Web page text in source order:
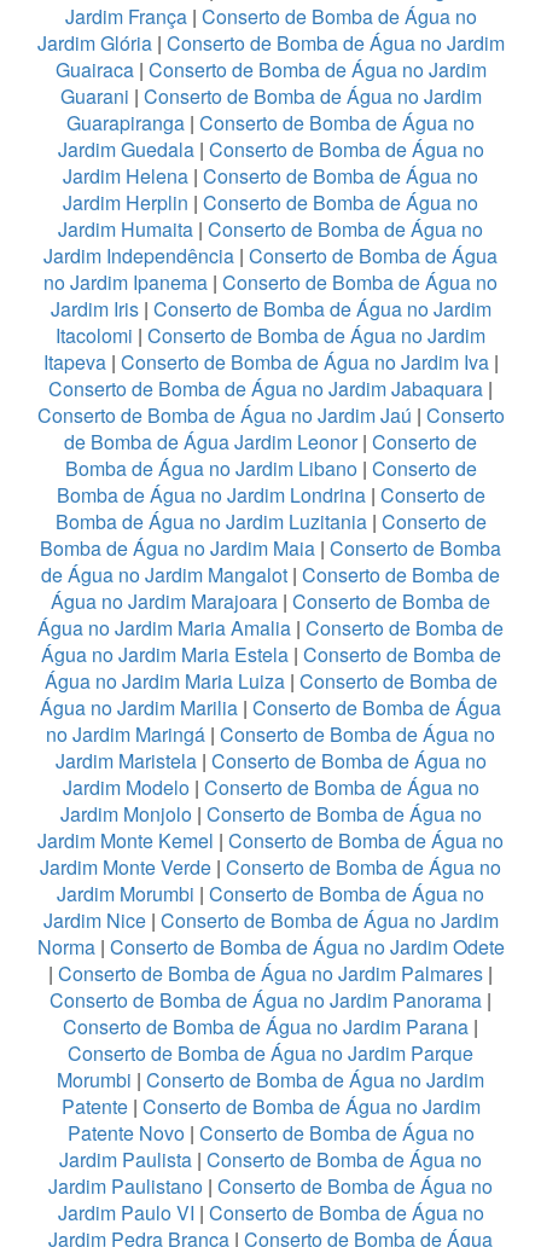
Jardim França| Conserto de Bomba de Água no
Jardim Glória| Conserto de Bomba de Água no Jardim
Guairaca| Conserto de Bomba de Água no Jardim
Guarani | Conserto de Bomba de Água no Jardim
Guarapiranga | Conserto de Bomba de Água no
Jardim Guedala| Conserto de Bomba de Água no
Jardim Helena | Conserto de Bomba de Água no
Jardim Herplin | Conserto de Bomba de Água no
Jardim Humaita | Conserto de Bomba de Água no
Jardim Independência | Conserto de Bomba de Água
no Jardim Ipanema | Conserto de Bomba de Água no
Jardim Iris| Conserto de Bomba de Água no Jardim
Itacolomi | Conserto de Bomba de Água no Jardim
Itapeva| Conserto de Bomba de Água no Jardim Iva|
Conserto de Bomba de Água no Jardim Jabaquara |
Conserto de Bomba de Água no Jardim Jaú | Conserto
de Bomba de Água Jardim Leonor| Conserto de
Bomba de Água no Jardim Libano| Conserto de
Bomba de Água no Jardim Londrina| Conserto de
Bomba de Água no Jardim Luzitania| Conserto de
Bomba de Água no Jardim Maia | Conserto de Bomba
de Água no Jardim Mangalot | Conserto de Bomba de
Água no Jardim Marajoara | Conserto de Bomba de
Água no Jardim Maria Amalia | Conserto de Bomba de
Água no Jardim Maria Estela| Conserto de Bomba de
Água no Jardim Maria Luiza| Conserto de Bomba de
Água no Jardim Marilia | Conserto de Bomba de Água
no Jardim Maringá | Conserto de Bomba de Água no
Jardim Maristela| Conserto de Bomba de Água no
Jardim Modelo| Conserto de Bomba de Água no
Jardim Monjolo| Conserto de Bomba de Água no
Jardim Monte Kemel | Conserto de Bomba de Água no
Jardim Monte Verde | Conserto de Bomba de Água no
Jardim Morumbi | Conserto de Bomba de Água no
Jardim Nice| Conserto de Bomba de Água no Jardim
Norma| Conserto de Bomba de Água no Jardim Odete
| Conserto de Bomba de Água no Jardim Palmares |
Conserto de Bomba de Água no Jardim Panorama |
Conserto de Bomba de Água no Jardim Parana |
Conserto de Bomba de Água no Jardim Parque
Morumbi | Conserto de Bomba de Água no Jardim
Patente| Conserto de Bomba de Água no Jardim
Patente Novo| Conserto de Bomba de Água no
Jardim Paulista | Conserto de Bomba de Água no
Jardim Paulistano | Conserto de Bomba de Água no
Jardim Paulo VI | Conserto de Bomba de Água no
Jardim Pedra Branca | Conserto de Bomba de Água